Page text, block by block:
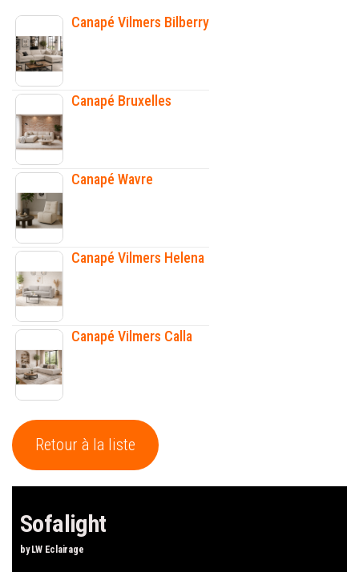
Canapé Vilmers Bilberry
Canapé Bruxelles
Canapé Wavre
Canapé Vilmers Helena
Canapé Vilmers Calla
Retour à la liste
Sofalight
by LW Eclairage